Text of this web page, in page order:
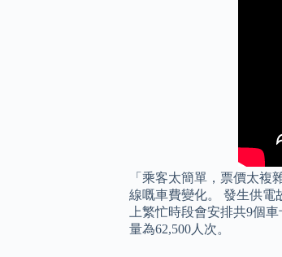
「乘客太簡單，票價太
線嘅車費變化。 發生供電
上繁忙時段會安排共9個
量為62,500人次。